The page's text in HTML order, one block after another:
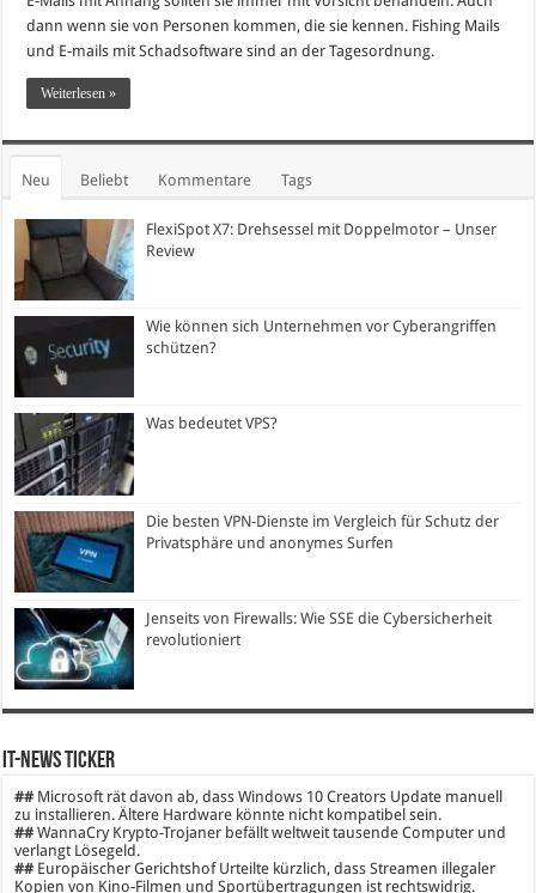
dann wenn sie von Personen kommen, die sie kennen. Fishing Mails
und E-mails mit Schadsoftware sind an der Tagesordnung.
Weiterlesen »
Neu Beliebt Kommentare Tags
FlexiSpot X7: Drehsessel mit Doppelmotor – Unser
Review
Wie können sich Unternehmen vor Cyberangriffen
schützen?
Was bedeutet VPS?
Die besten VPN-Dienste im Vergleich für Schutz der
Privatsphäre und anonymes Surfen
Jenseits von Firewalls: Wie SSE die Cybersicherheit
revolutioniert
IT-News Ticker
## Microsoft rät davon ab, dass Windows 10 Creators Update manuell
zu installieren. Ältere Hardware könnte nicht kompatibel sein.
## WannaCry Krypto-Trojaner befällt weltweit tausende Computer und
verlangt Lösegeld.
## Europäischer Gerichtshof Urteilte kürzlich, dass Streamen illegaler
Kopien von Kino-Filmen und Sportübertragungen ist rechtswidrig.